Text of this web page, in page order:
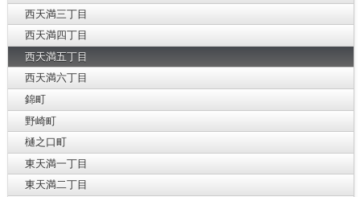
西天満三丁目
西天満四丁目
西天満五丁目
西天満六丁目
錦町
野崎町
樋之口町
東天満一丁目
東天満二丁目